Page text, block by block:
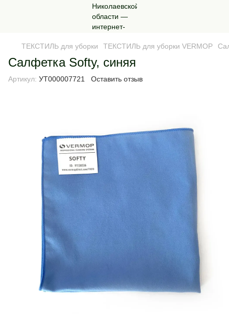
ТЕКСТИЛЬ для уборки ТЕКСТИЛЬ для уборки VERMOP
Салфетка Softy, синяя
Артикул: УТ000007721 Оставить отзыв